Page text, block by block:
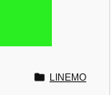
 LINEMO